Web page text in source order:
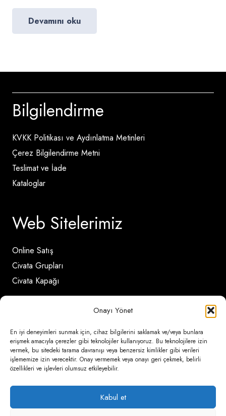
Onayı Yönet
En iyi deneyimleri sunmak için, cihaz bilgilerini saklamak ve/veya bunlara
erişmek amacıyla çerezler gibi teknolojiler kullanıyoruz. Bu teknolojilere izin
vermek, bu sitedeki tarama davranışı veya benzersiz kimlikler gibi verileri
işlememize izin verecektir. Onay vermemek veya onayı geri çekmek, belirli
özellikleri ve işlevleri olumsuz etkileyebilir.
Kabul et
Devamını oku
Bilgilendirme
KVKK Politikası ve Aydınlatma Metinleri
Çerez Bilgilendirme Metni
Teslimat ve İade
Kataloglar
Web Sitelerimiz
Online Satış
Civata Grupları
Civata Kapağı
İletişim Detayları
Ömerli Mahallesi Risalet Sokak No:6/A (Hadımköy)
– Arnavutköy / İstanbul
0850 346 6 772